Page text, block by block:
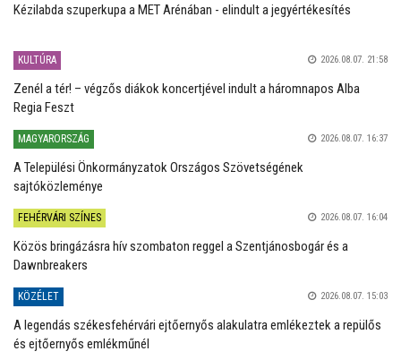
Kézilabda szuperkupa a MET Arénában - elindult a jegyértékesítés
KULTÚRA 2026.08.07. 21:58
Zenél a tér! – végzős diákok koncertjével indult a háromnapos Alba
Regia Feszt
MAGYARORSZÁG 2026.08.07. 16:37
A Települési Önkormányzatok Országos Szövetségének
sajtóközleménye
FEHÉRVÁRI SZÍNES 2026.08.07. 16:04
Közös bringázásra hív szombaton reggel a Szentjánosbogár és a
Dawnbreakers
KÖZÉLET 2026.08.07. 15:03
A legendás székesfehérvári ejtőernyős alakulatra emlékeztek a repülős
és ejtőernyős emlékműnél